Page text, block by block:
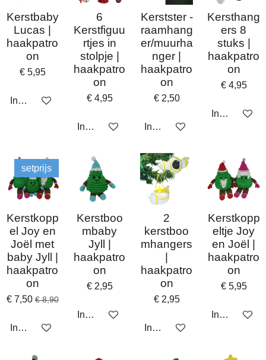
Kerstbaby
Lucas |
haakpatro
on
€ 5,95
In winkelwagen
6
Kerstfiguu
rtjes in
stolpje |
haakpatro
on
€ 4,95
In winkelwagen
Kerstster -
raamhang
er/muurha
nger |
haakpatro
on
€ 2,50
In winkelwagen
Kersthang
ers 8
stuks |
haakpatro
on
€ 4,95
In
setprijs
Kerstkopp
el Joy en
Joël met
baby Jyll |
haakpatro
on
€ 7,50 € 8,90
In winkelwagen
Kerstboo
mbaby
Jyll |
haakpatro
on
€ 2,95
In winkelwagen
2
kerstboo
mhangers
haakpatro
on
€ 2,95
In winkelwagen
Kerstkopp
eltje Joy
en Joël |
haakpatro
on
€ 5,95
In